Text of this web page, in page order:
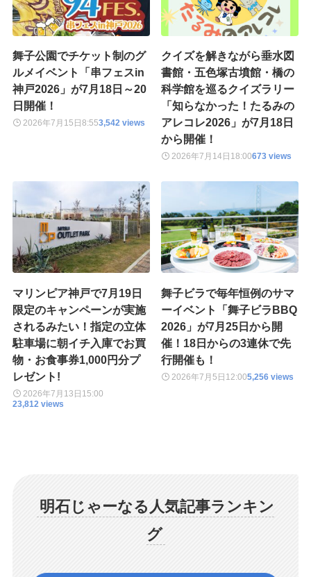
舞子公園でチケット制のグ
ルメイベント「串フェスin
神戸2026」が7月18日～20
日開催！
2026年7月15日 8:553,542 views
クイズを解きながら垂水図
書館・五色塚古墳館・橋の
科学館を巡るクイズラリー
「知らなかった！たるみの
アレコレ2026」が7月18日
から開催！
2026年7月14日 18:00673 views
マリンピア神戸で7月19日
限定のキャンペーンが実施
されるみたい！指定の立体
駐車場に朝イチ入庫でお買
物・お食事券1,000円分プ
レゼント!
2026年7月13日 15:00
23,812 views
舞子ビラで毎年恒例のサマ
ーイベント「舞子ビラBBQ
2026」が7月25日から開
催！18日からの3連休で先
行開催も！
2026年7月5日 12:005,256 views
明石じゃーなる人気記事ランキン
グ